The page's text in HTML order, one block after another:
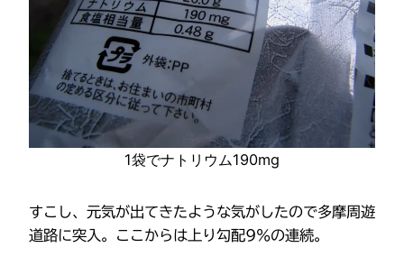
1袋でナトリウム190mg
すこし、元気が出てきたような気がしたので多摩周遊
道路に突入。ここからは上り勾配9％の連続。